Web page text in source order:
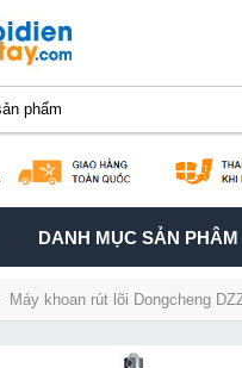
TOGGLE
NAVIGATION
DANH MỤC SẢN PHÂM
Máy khoan rút lõi Dongcheng